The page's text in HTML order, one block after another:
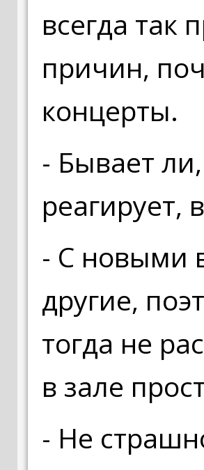
всегда так
причин,
концерты.
- Бывает
реагирует,
- С новыми
другие,
тогда не
в зале
- Не